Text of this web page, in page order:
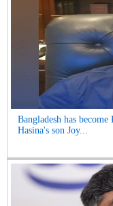
Bangladesh has
Hasina's son Joy...